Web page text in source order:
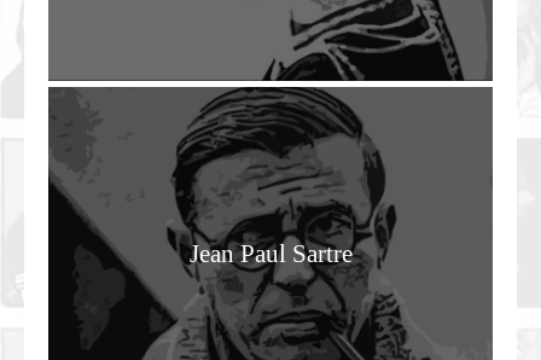
Jean Paul Sartre